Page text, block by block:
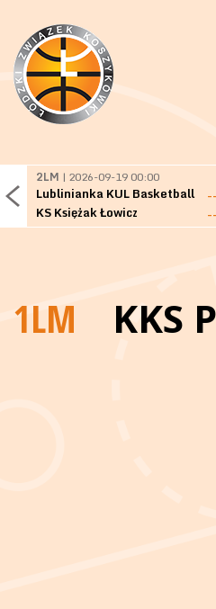
2LM | 2026-09-19 00:00
Lublinianka KUL Basketball
KS Księżak Łowicz
1LM KKS